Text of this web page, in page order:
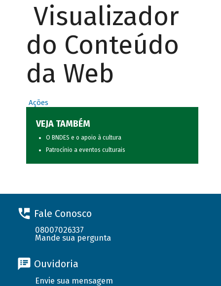
Visualizador
do Conteúdo
da Web
Ações
VEJA TAMBÉM
O BNDES e o apoio à cultura
Patrocínio a eventos culturais
Fale Conosco
08007026337
Mande sua pergunta
Ouvidoria
Envie sua mensagem